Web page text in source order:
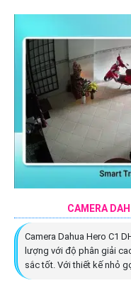
CAMERA
Camera Dahua Hero C1
lượng với độ phân giải
sắc tốt. Với thiết kế nhỏ